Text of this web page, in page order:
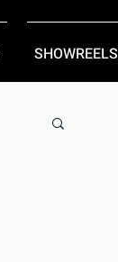
SHOWREELS